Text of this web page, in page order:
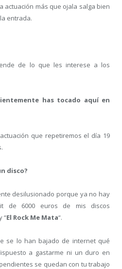
actuación más que ojala salga bien
entrada.
de lo que les interese a los
has tocado aquí en
que repetiremos el día 19
disco?
desilusionado porque ya no hay
de 6000 euros de mis discos
“El Rock Me Mata“.
se lo han bajado de internet qué
a gastarme ni un duro en
se quedan con tu trabajo